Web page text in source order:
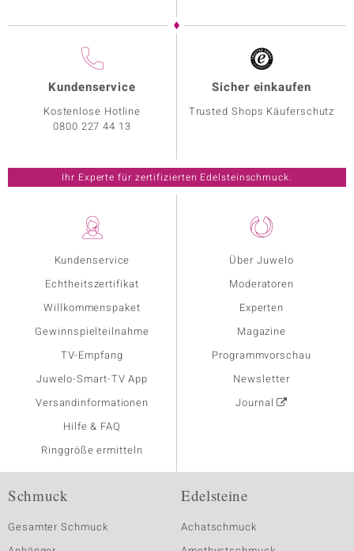
Kundenservice
Echtheitszertifikat
Willkommenspaket
Gewinnspielteilnahme
TV-Empfang
Juwelo-Smart-TV App
Versandinformationen
Hilfe & FAQ
Ringgröße ermitteln
Über Juwelo
Moderatoren
Experten
Magazine
Programmvorschau
Newsletter
Journal
Kundenservice
Kostenlose Hotline
0800 227 44 13
Sicher einkaufen
Trusted Shops Käuferschutz
Ihr Experte für zertifizierten Edelsteinschmuck.
Schmuck
Gesamter Schmuck
Edelsteine
Achatschmuck